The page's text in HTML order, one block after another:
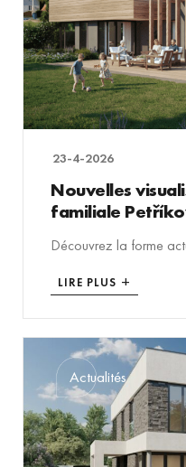
23-4-2026
Nouvelles
familiale
Découvrez la forme
LIRE PLUS
Actualités